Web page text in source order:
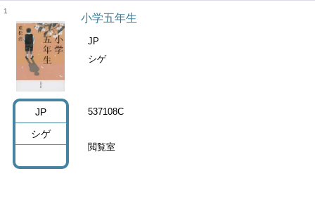
1
JP
シゲ
小学五年生
JP
シゲ
537108C
閲覧室